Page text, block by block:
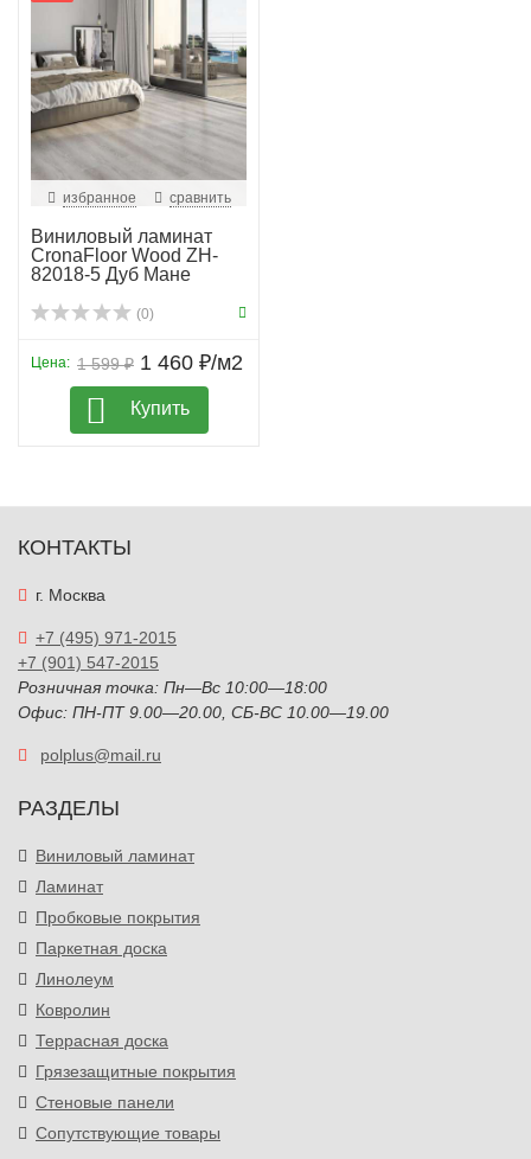
избранное сравнить
Виниловый ламинат
CronaFloor Wood ZH-
82018-5 Дуб Мане
(0)
1 599 ₽
Цена: 1 460 ₽/м2
Купить
КОНТАКТЫ
г. Москва
+7 (495) 971-2015
+7 (901) 547-2015
Розничная точка: Пн—Вс 10:00—18:00
Офис: ПН-ПТ 9.00—20.00, СБ-ВС 10.00—19.00
polplus@mail.ru
РАЗДЕЛЫ
Виниловый ламинат
Ламинат
Пробковые покрытия
Паркетная доска
Линолеум
Ковролин
Террасная доска
Грязезащитные покрытия
Стеновые панели
Сопутствующие товары